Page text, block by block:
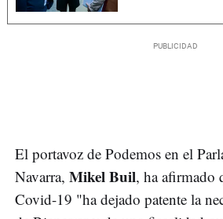
El portavoz de Podemos en el
Navarra, Mikel Buil, ha afirmado
Covid-19 "ha dejado patente la